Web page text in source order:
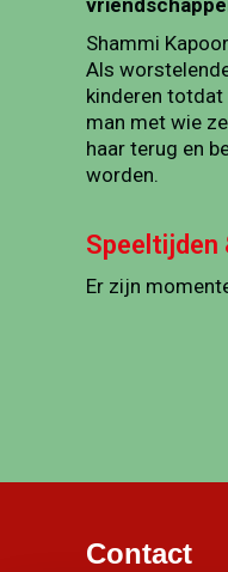
Shammi
Als
kinderen
man met wie
haar terug en
worden.
Speeltijden
Er zijn
Contact